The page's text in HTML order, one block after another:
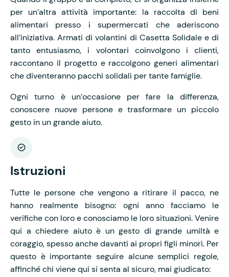
per un’altra attività importante: la raccolta di beni
alimentari presso i supermercati che aderiscono
all’iniziativa. Armati di volantini di Casetta Solidale e di
tanto entusiasmo, i volontari coinvolgono i clienti,
raccontano il progetto e raccolgono generi alimentari
che diventeranno pacchi solidali per tante famiglie.
Ogni turno è un’occasione per fare la differenza,
conoscere nuove persone e trasformare un piccolo
gesto in un grande aiuto.
Istruzioni
Tutte le persone che vengono a ritirare il pacco, ne
hanno realmente bisogno: ogni anno facciamo le
verifiche con loro e conosciamo le loro situazioni. Venire
qui a chiedere aiuto è un gesto di grande umiltà e
coraggio, spesso anche davanti ai propri figli minori. Per
questo è importante seguire alcune semplici regole,
affinché chi viene qui si senta al sicuro, mai giudicato: